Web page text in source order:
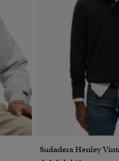
Sudadera Henley